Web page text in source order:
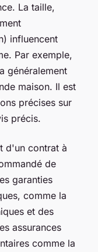
La taille,
influencent
Par exemple,
généralement
maison. Il est
précises sur
précis.
d'un contrat à
de
garanties
comme la
et des
assurances
comme la